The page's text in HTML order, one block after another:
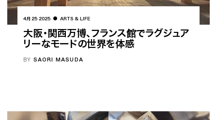
4月 25 2025 ARTS & LIFE
大阪・関西万博、フランス館でラグジュア
リーなモードの世界を体感
BY SAORI MASUDA